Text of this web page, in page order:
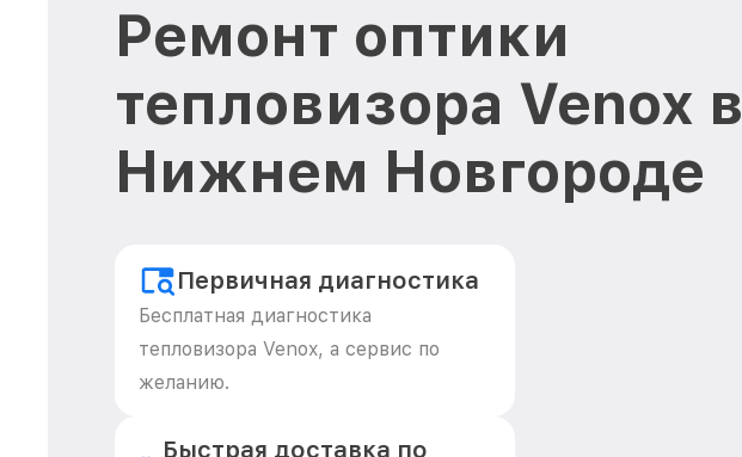
Ремонт оптики
тепловизора Venox в
Нижнем Новгороде
Первичная диагностика
Бесплатная диагностика
тепловизора Venox, а сервис по
желанию.
Быстрая доставка по